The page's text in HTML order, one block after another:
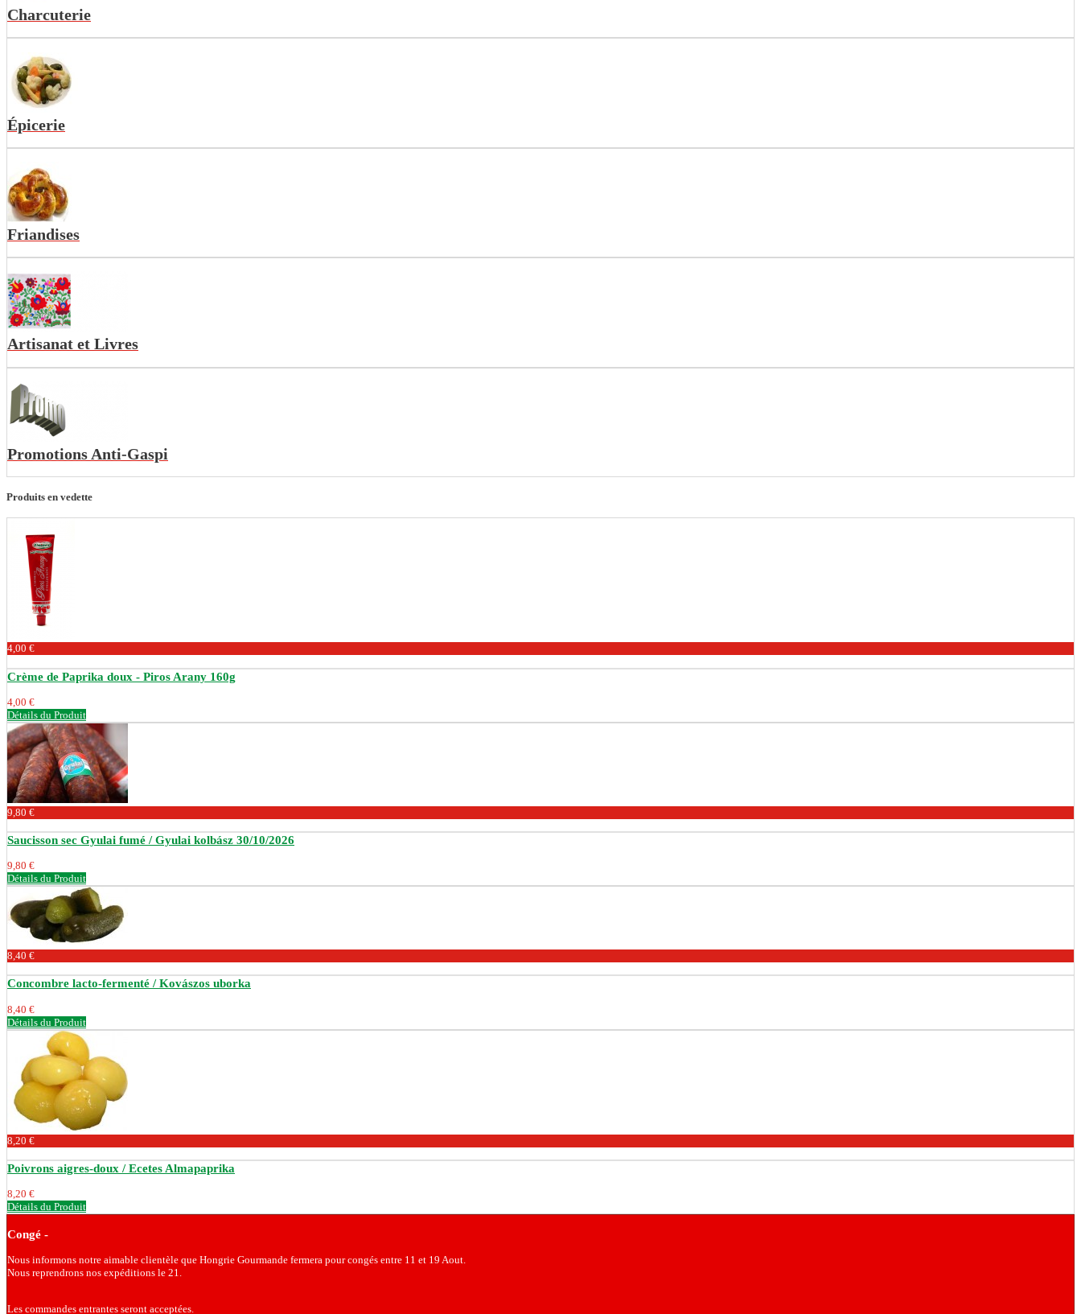
Charcuterie
Épicerie
Friandises
Artisanat et Livres
Promotions Anti-Gaspi
Produits en vedette
4,00 €
Crème de Paprika doux - Piros Arany 160g
4,00 €
Détails du Produit
9,80 €
Saucisson sec Gyulai fumé / Gyulai kolbász 30/10/2026
9,80 €
Détails du Produit
8,40 €
Concombre lacto-fermenté / Kovászos uborka
8,40 €
Détails du Produit
8,20 €
Poivrons aigres-doux / Ecetes Almapaprika
8,20 €
Détails du Produit
Congé -
Nous informons notre aimable clientèle que Hongrie Gourmande fermera pour congés entre 11 et 19 Aout.
Nous reprendrons nos expéditions le 21.
Les commandes entrantes seront acceptées.